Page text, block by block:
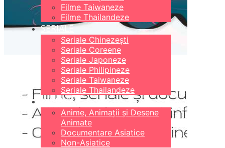
Filme Taiwaneze
Filme Thailandeze
SERIALE
Seriale Chinezești
Seriale Coreene
Seriale Japoneze
Seriale Philipineze
Seriale Taiwaneze
Seriale Thailandeze
DIVERSE
Anime, Animații și Desene
Animate
Documentare Asiatice
Non-Asiatice